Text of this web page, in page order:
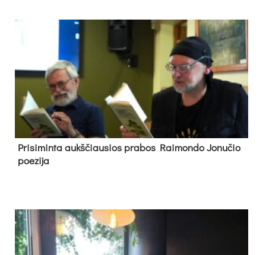
Pri­si­min­ta aukš­čiau­sios pra­bos Rai­mon­do Jo­nu­čio
poe­zi­ja